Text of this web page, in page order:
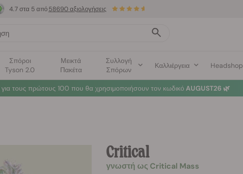
Σπόροι
Tyson 2.0
Μεικτά
Πακέτα
Συλλογή
Σπόρων
Καλλιέργεια Headshop
4.7 στα 5 από 58690 αξιολογήσεις
για τους πρώτους 100 που θα χρησιμοποιήσουν τον κωδικό AUGUST26 🌿
Critical
γνωστή ως Critical Mass